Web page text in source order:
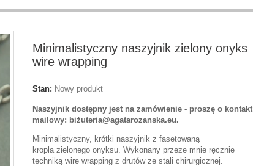
Minimalistyczny naszyjnik zielony onyks
wire wrapping
Stan: Nowy produkt
Naszyjnik dostępny jest na zamówienie - proszę o kontakt
mailowy: biżuteria@agatarozanska.eu.
Minimalistyczny, krótki naszyjnik z fasetowaną
kroplą zielonego onyksu. Wykonany przeze mnie ręcznie
techniką wire wrapping z drutów ze stali chirurgicznej.